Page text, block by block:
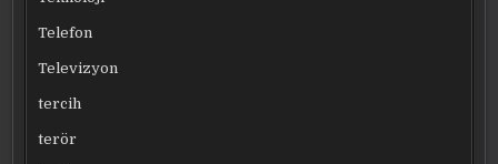
Telefon
Televizyon
tercih
terör